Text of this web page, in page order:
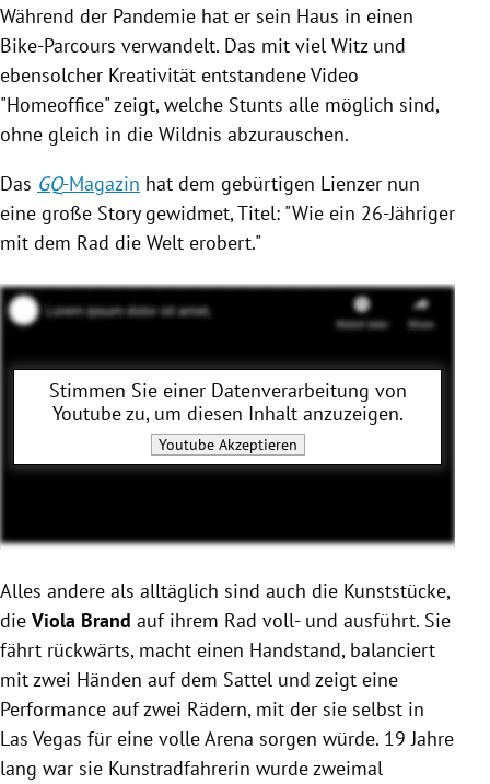
Während der Pandemie hat er sein Haus in einen
Bike-Parcours verwandelt. Das mit viel Witz und
ebensolcher Kreativität entstandene Video
"Homeoffice" zeigt, welche Stunts alle möglich sind,
ohne gleich in die Wildnis abzurauschen.
Das GQ-Magazin hat dem gebürtigen Lienzer nun
eine große Story gewidmet, Titel: "Wie ein 26-Jähriger
mit dem Rad die Welt erobert."
Stimmen Sie einer Datenverarbeitung von
Youtubezu, um diesen Inhalt anzuzeigen.
YoutubeAkzeptieren
Alles andere als alltäglich sind auch die Kunststücke,
die Viola Brand auf ihrem Rad voll- und ausführt. Sie
fährt rückwärts, macht einen Handstand, balanciert
mit zwei Händen auf dem Sattel und zeigt eine
Performance auf zwei Rädern, mit der sie selbst in
Las Vegas für eine volle Arena sorgen würde. 19 Jahre
lang war sie Kunstradfahrerin wurde zweimal